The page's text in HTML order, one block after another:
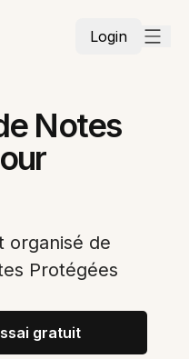
Login
Notes
organisé de
Protégées
gratuit